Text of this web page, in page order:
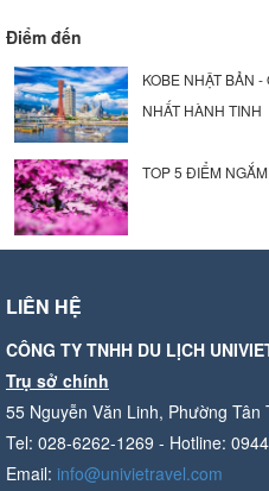
Điểm đến
KOBE NHẬT BẢN
NHẤT HÀNH TINH
TOP 5 ĐIỂM
LIÊN HỆ
CÔNG TY TNHH DU LỊCH
Trụ sở chính
55 Nguyễn Văn Linh, Phường Tân
Tel: 028-6262-1269 - Hotline:
Email: info@univietravel.com